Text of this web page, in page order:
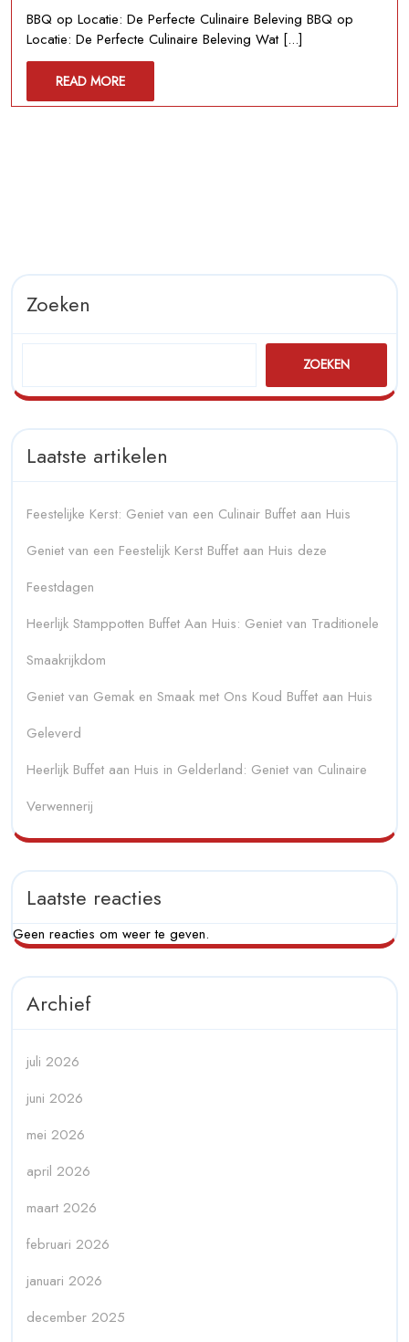
Culinaire
Buitenlucht
BBQ op Locatie: De Perfecte Culinaire Beleving BBQ op
Locatie: De Perfecte Culinaire Beleving Wat [...]
READ MOREREAD
MORE
Zoeken
ZOEKEN
Laatste artikelen
Feestelijke Kerst: Geniet van een Culinair Buffet aan Huis
Geniet van een Feestelijk Kerst Buffet aan Huis deze
Feestdagen
Heerlijk Stamppotten Buffet Aan Huis: Geniet van Traditionele
Smaakrijkdom
Geniet van Gemak en Smaak met Ons Koud Buffet aan Huis
Geleverd
Heerlijk Buffet aan Huis in Gelderland: Geniet van Culinaire
Verwennerij
Laatste reacties
Geen reacties om weer te geven.
Archief
juli 2026
juni 2026
mei 2026
april 2026
maart 2026
februari 2026
januari 2026
december 2025